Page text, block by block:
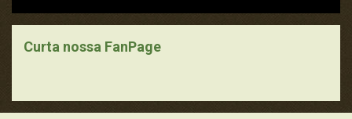
Curta nossa FanPage